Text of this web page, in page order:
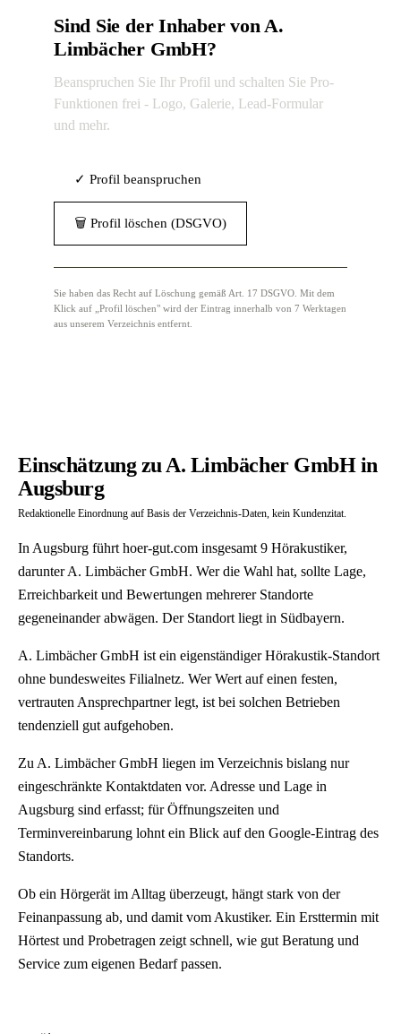
Sind Sie der Inhaber von A.
Limbächer GmbH?
Beanspruchen Sie Ihr Profil und schalten Sie Pro-
Funktionen frei - Logo, Galerie, Lead-Formular
und mehr.
✓ Profil beanspruchen
🗑 Profil löschen (DSGVO)
Sie haben das Recht auf Löschung gemäß Art. 17 DSGVO. Mit dem
Klick auf „Profil löschen" wird der Eintrag innerhalb von 7 Werktagen
aus unserem Verzeichnis entfernt.
Einschätzung zu A. Limbächer GmbH in
Augsburg
Redaktionelle Einordnung auf Basis der Verzeichnis-Daten, kein Kundenzitat.
In Augsburg führt hoer-gut.com insgesamt 9 Hörakustiker,
darunter A. Limbächer GmbH. Wer die Wahl hat, sollte Lage,
Erreichbarkeit und Bewertungen mehrerer Standorte
gegeneinander abwägen. Der Standort liegt in Südbayern.
A. Limbächer GmbH ist ein eigenständiger Hörakustik-Standort
ohne bundesweites Filialnetz. Wer Wert auf einen festen,
vertrauten Ansprechpartner legt, ist bei solchen Betrieben
tendenziell gut aufgehoben.
Zu A. Limbächer GmbH liegen im Verzeichnis bislang nur
eingeschränkte Kontaktdaten vor. Adresse und Lage in
Augsburg sind erfasst; für Öffnungszeiten und
Terminvereinbarung lohnt ein Blick auf den Google-Eintrag des
Standorts.
Ob ein Hörgerät im Alltag überzeugt, hängt stark von der
Feinanpassung ab, und damit vom Akustiker. Ein Ersttermin mit
Hörtest und Probetragen zeigt schnell, wie gut Beratung und
Service zum eigenen Bedarf passen.